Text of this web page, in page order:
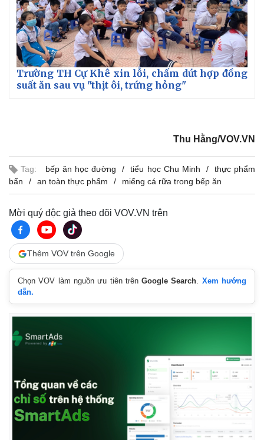
Bóng đá
Lịch thi đấu bóng đá
Hậu trường
Tư vấn
Trường TH Cự Khê xin lỗi, chấm dứt hợp đồng
suất ăn sau vụ "thịt ôi, trứng hỏng"
Thu Hằng/VOV.VN
Tag: bếp ăn học đường tiểu học Chu Minh
thực phẩm
bẩn
an toàn thực phẩm miếng cá rữa trong bếp ăn
Mời quý độc giả theo dõi VOV.VN trên
Thêm VOV trên Google
Chọn VOV làm nguồn ưu tiên trênGoogle Search. Xem hướng
dẫn.